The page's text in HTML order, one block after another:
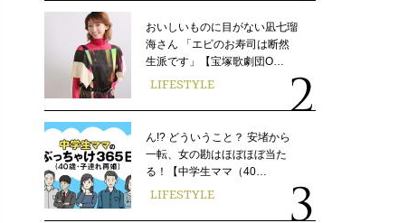
おいしいものに目がない凪七瑠
海さん 「エビのお寿司は断然
生派です」【宝塚歌劇団O…
LIFESTYLE
ん!? どういうこと？ 安堵から
一転、女の勘はほぼほぼ当た
る！【中学生ママ（40…
LIFESTYLE